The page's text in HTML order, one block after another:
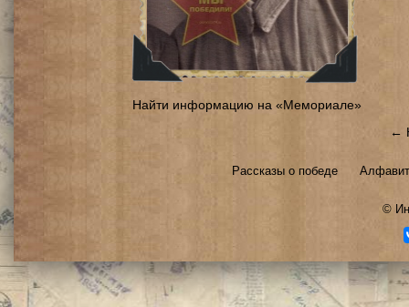
Найти информацию на «Мемориале»
←
Рассказы о победе
©